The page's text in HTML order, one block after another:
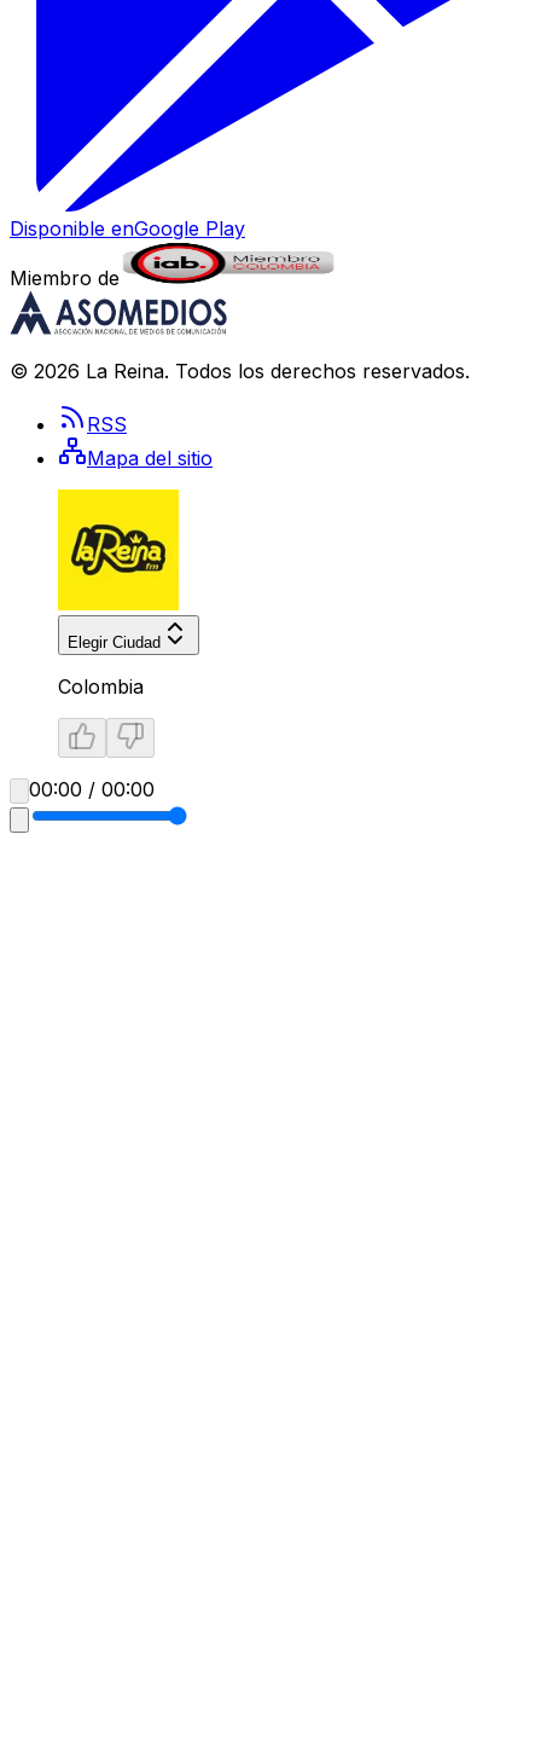
Disponible enGoogle Play
Miembro de
© 2026 La Reina. Todos los derechos reservados.
RSS
Mapa del sitio
Elegir Ciudad
Colombia
00:00 / 00:00